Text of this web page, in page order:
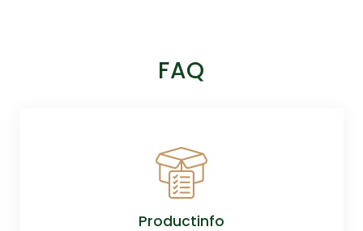
FAQ
Productinfo